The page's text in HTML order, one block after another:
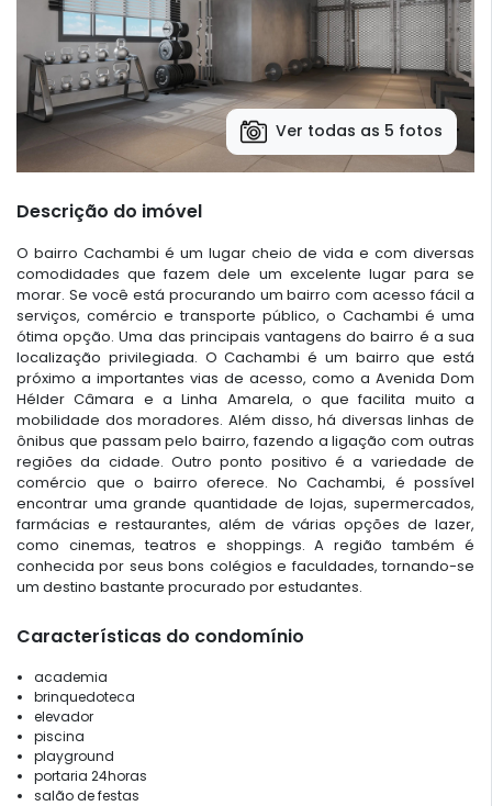
Ver todas as 5 fotos
Descrição do imóvel
O bairro Cachambi é um lugar cheio de vida e com diversas
comodidades que fazem dele um excelente lugar para se
morar. Se você está procurando um bairro com acesso fácil a
serviços, comércio e transporte público, o Cachambi é uma
ótima opção. Uma das principais vantagens do bairro é a sua
localização privilegiada. O Cachambi é um bairro que está
próximo a importantes vias de acesso, como a Avenida Dom
Hélder Câmara e a Linha Amarela, o que facilita muito a
mobilidade dos moradores. Além disso, há diversas linhas de
ônibus que passam pelo bairro, fazendo a ligação com outras
regiões da cidade. Outro ponto positivo é a variedade de
comércio que o bairro oferece. No Cachambi, é possível
encontrar uma grande quantidade de lojas, supermercados,
farmácias e restaurantes, além de várias opções de lazer,
como cinemas, teatros e shoppings. A região também é
conhecida por seus bons colégios e faculdades, tornando-se
um destino bastante procurado por estudantes.
Características do condomínio
academia
brinquedoteca
elevador
piscina
playground
portaria 24horas
salão de festas